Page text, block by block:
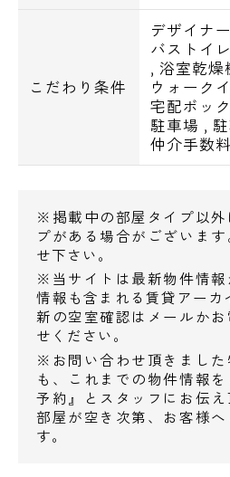
こだわり条件
デザイナ
バストイ
, 浴室乾燥
ウォーク
宅配ボッ
駐車場 ,
仲介手数
※掲載中の部屋タイプ以外
プがある場合がございま
せ下さい。
※当サイトは最新物件情
情報も含まれる賃貸アーカ
新の空室確認はメールか
せください。
※お問い合わせ頂きました
も、これまでの物件情報
予約』とスタッフにお伝
部屋が空き次第、お客様
す。
電話でお問い合わせ